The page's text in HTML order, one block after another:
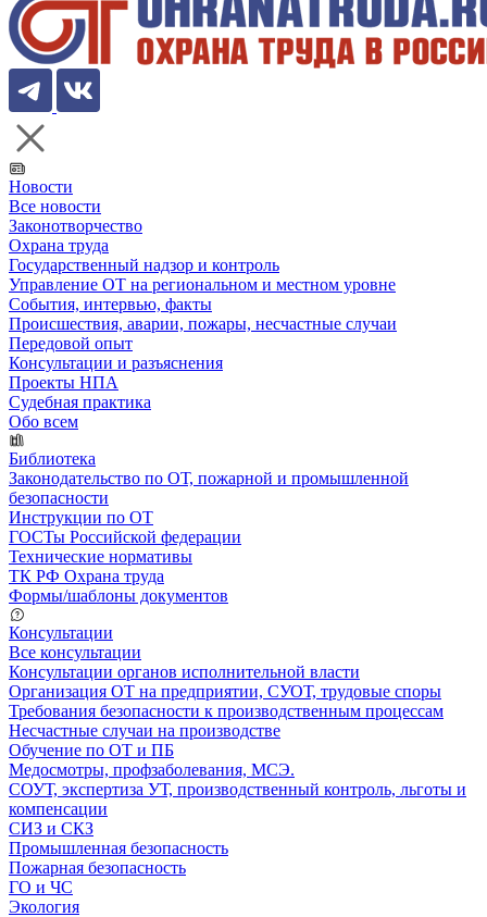
Новости
Все новости
Законотворчество
Охрана труда
Государственный надзор и контроль
Управление ОТ на региональном и местном уровне
События, интервью, факты
Происшествия, аварии, пожары, несчастные случаи
Передовой опыт
Консультации и разъяснения
Проекты НПА
Судебная практика
Обо всем
Библиотека
Законодательство по ОТ, пожарной и промышленной
безопасности
Инструкции по ОТ
ГОСТы Российской федерации
Технические нормативы
ТК РФ Охрана труда
Формы/шаблоны документов
Консультации
Все консультации
Консультации органов исполнительной власти
Организация ОТ на предприятии, СУОТ, трудовые споры
Требования безопасности к производственным процессам
Несчастные случаи на производстве
Обучение по ОТ и ПБ
Медосмотры, профзаболевания, МСЭ.
СОУТ, экспертиза УТ, производственный контроль, льготы и
компенсации
СИЗ и СКЗ
Промышленная безопасность
Пожарная безопасность
ГО и ЧС
Экология